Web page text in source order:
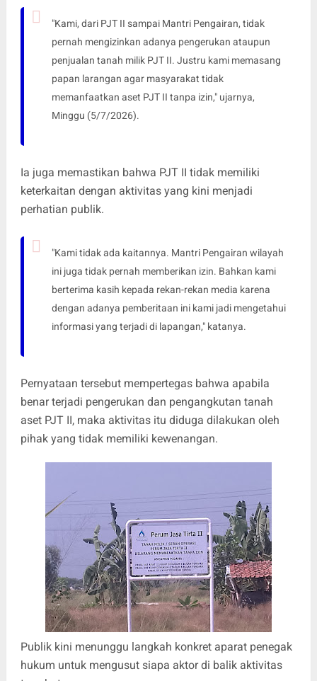
"Kami, dari PJT II sampai Mantri Pengairan, tidak
pernah mengizinkan adanya pengerukan ataupun
penjualan tanah milik PJT II. Justru kami memasang
papan larangan agar masyarakat tidak
memanfaatkan aset PJT II tanpa izin," ujarnya,
Minggu (5/7/2026).
Ia juga memastikan bahwa PJT II tidak memiliki
keterkaitan dengan aktivitas yang kini menjadi
perhatian publik.
"Kami tidak ada kaitannya. Mantri Pengairan wilayah
ini juga tidak pernah memberikan izin. Bahkan kami
berterima kasih kepada rekan-rekan media karena
dengan adanya pemberitaan ini kami jadi mengetahui
informasi yang terjadi di lapangan," katanya.
Pernyataan tersebut mempertegas bahwa apabila
benar terjadi pengerukan dan pengangkutan tanah
aset PJT II, maka aktivitas itu diduga dilakukan oleh
pihak yang tidak memiliki kewenangan.
Publik kini menunggu langkah konkret aparat penegak
hukum untuk mengusut siapa aktor di balik aktivitas